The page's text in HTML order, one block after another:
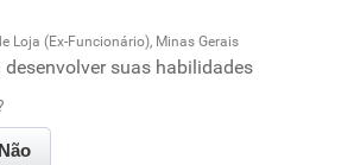
Loja (Ex-Funcionário), Minas Gerais
suas habilidades
Não